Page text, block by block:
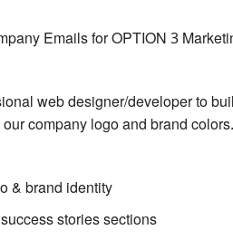
Emails for OPTION 3
web designer/developer to
company logo and brand colors.
& brand identity
stories sections